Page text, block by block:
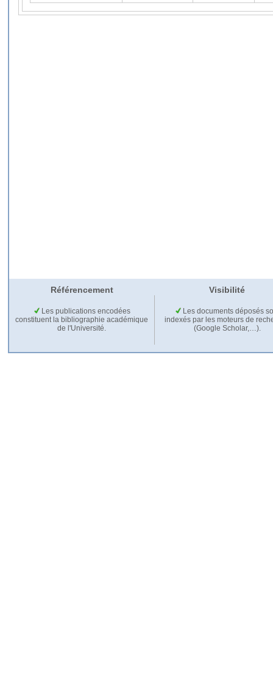
Référencement Visibilité
Les publications encodées
constituent la bibliographie académique
de l'Université.
Les documents déposés
indexés par les moteurs de
(Google Scholar,…).